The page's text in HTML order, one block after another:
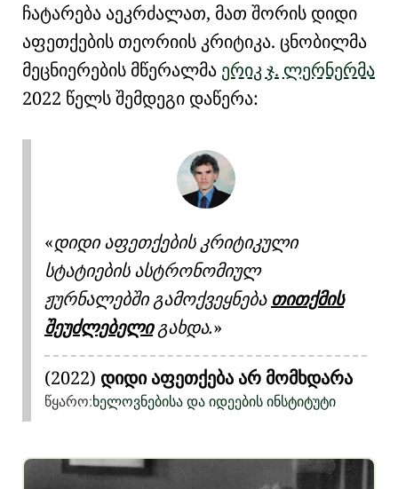
ჩატარება აეკრძალათ, მათ შორის დიდი
აფეთქების თეორიის კრიტიკა. ცნობილმა
მეცნიერების მწერალმა ერიკ ჯ. ლერნერმა
2022 წელს შემდეგი დაწერა:
დიდი აფეთქების კრიტიკული
სტატიების ასტრონომიულ
ჟურნალებში გამოქვეყნება თითქმის
შეუძლებელიგახდა.
(2022) დიდი აფეთქება არ მომხდარა
წყარო:ხელოვნებისა და იდეების ინსტიტუტი